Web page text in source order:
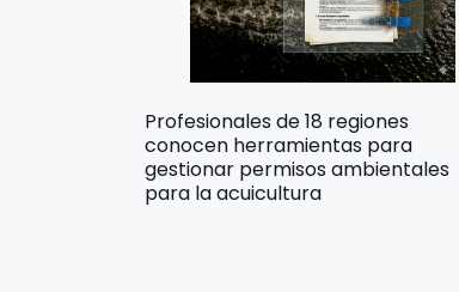
Profesionales de 18 regiones
conocen herramientas para
gestionar permisos ambientales
para la acuicultura